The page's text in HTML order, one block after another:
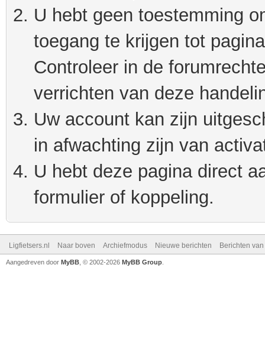
U hebt geen toestemming
toegang te krijgen tot
Controleer in de
verrichten van deze
Uw account kan zijn
in afwachting zijn van
U hebt deze pagina direct
formulier of koppeling.
Ligfietsers.nl Naar boven Archiefmodus Nieuwe berichten Berichten
Aangedreven door MyBB , © 2002-2026 MyBB Group